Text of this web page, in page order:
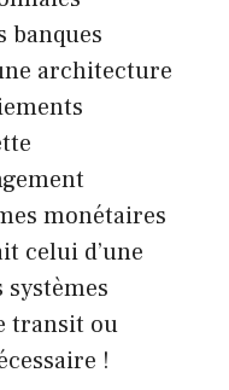
banques
architecture
monétaires
celui d’une
transit ou
!